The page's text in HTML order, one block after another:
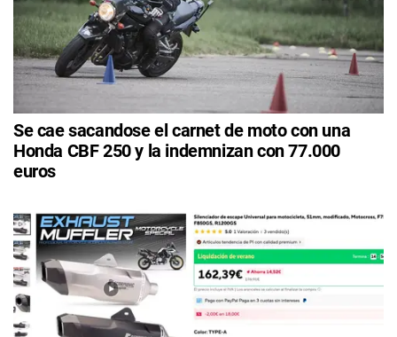
Se cae sacandose el carnet de moto con una
Honda CBF 250 y la indemnizan con 77.000
euros